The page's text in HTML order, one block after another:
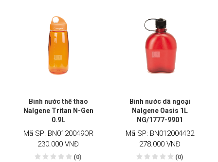
Bình nước thể thao
Nalgene Tritan N-Gen
0.9L
Mã SP: BN0120049OR
230.000 VNĐ
(0)
Bình nước dã ngoại
Nalgene Oasis 1L
NG/1777-9901
Mã SP: BN012004432
278.000 VNĐ
(0)